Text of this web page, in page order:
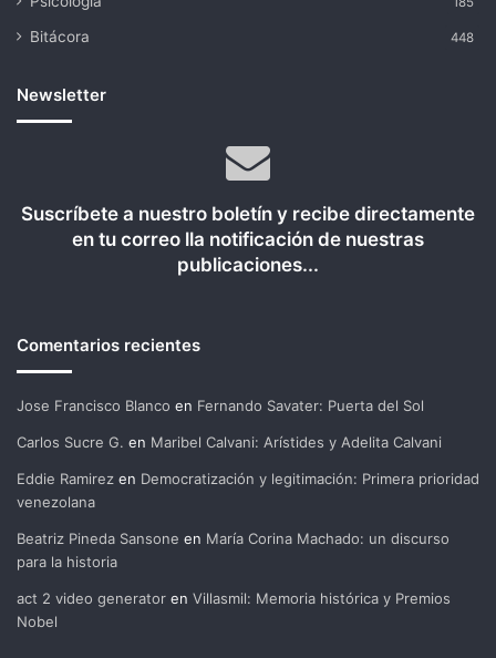
Bitácora 448
Newsletter
Suscríbete a nuestro boletín y recibe directamente
en tu correo lla notificación de nuestras
publicaciones...
Comentarios recientes
Jose Francisco Blanco en Fernando Savater: Puerta del Sol
Carlos Sucre G. en Maribel Calvani: Arístides y Adelita Calvani
Eddie Ramirez en Democratización y legitimación: Primera prioridad
venezolana
Beatriz Pineda Sansone en María Corina Machado: un discurso
para la historia
act 2 video generator en Villasmil: Memoria histórica y Premios
Nobel